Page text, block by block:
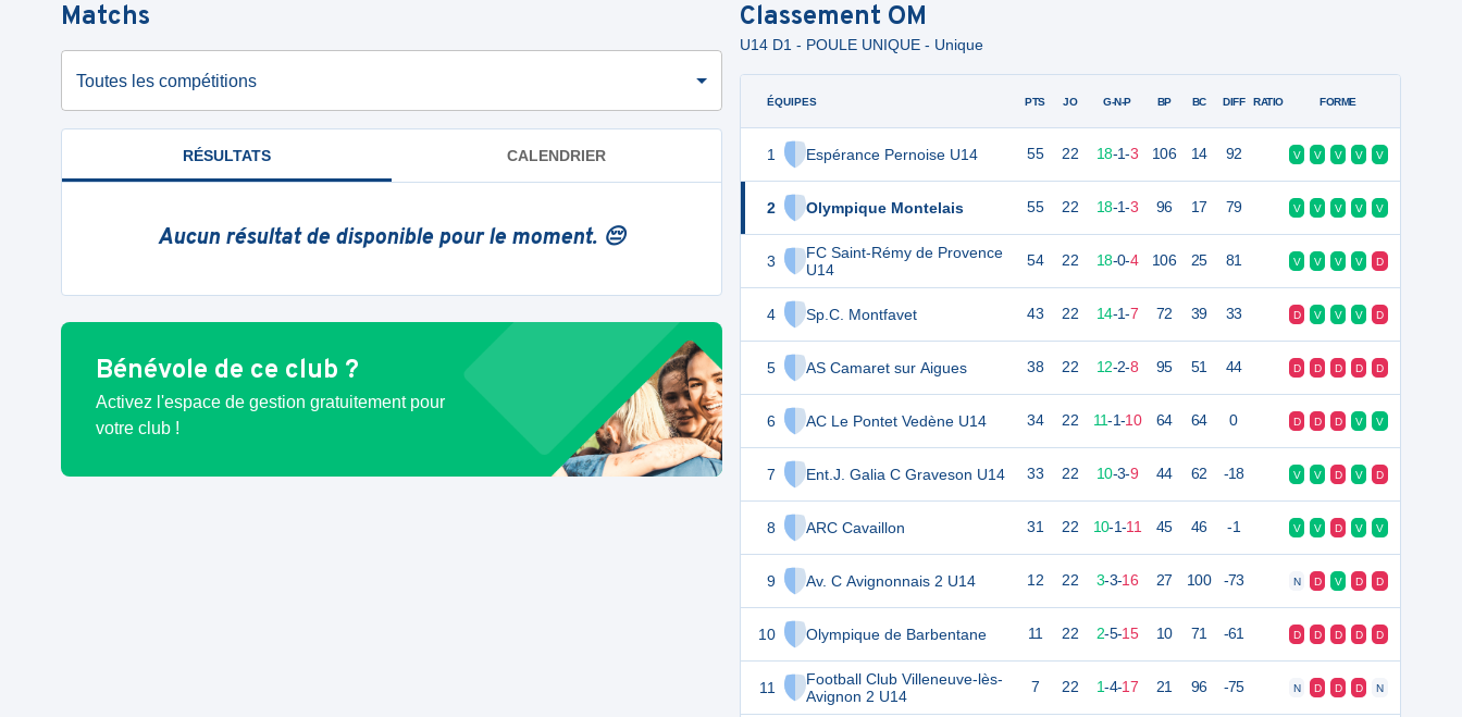
Matchs
Toutes les compétitions
RÉSULTATS CALENDRIER
Aucun résultat de disponible pour le moment. 😔
Bénévole de ce club ?
Activez l'espace de gestion gratuitement pour
votre club !
Classement OM
U14 D1 - POULE UNIQUE - Unique
ÉQUIPES
1 Espérance Pernoise U14
2 Olympique Montelais
3
FC Saint-Rémy de Provence
U14
4 Sp.C. Montfavet
5 AS Camaret sur Aigues
6 AC Le Pontet Vedène U14
7 Ent.J. Galia C Graveson U14
8 ARC Cavaillon
9 Av. C Avignonnais 2 U14
10 Olympique de Barbentane
11
Football Club Villeneuve-lès-
Avignon 2 U14
PTS JO G-N-P BP BC DIFF RATIO FORME
55 22 18-1-3 106 14 92 V V V V V
55 22 18-1-3 96 17 79 V V V V V
54 22 18-0-4 106 25 81 V V V V D
43 22 14-1-7 72 39 33 D V V V D
38 22 12-2-8 95 51 44 D D D D D
34 22 11-1-10 64 64 0 D D D V V
33 22 10-3-9 44 62 -18 V V D V D
31 22 10-1-11 45 46 -1 V V D V V
12 22 3-3-16 27 100 -73 N D V D D
11 22 2-5-15 10 71 -61 D D D D D
7 22 1-4-17 21 96 -75 N D D D N